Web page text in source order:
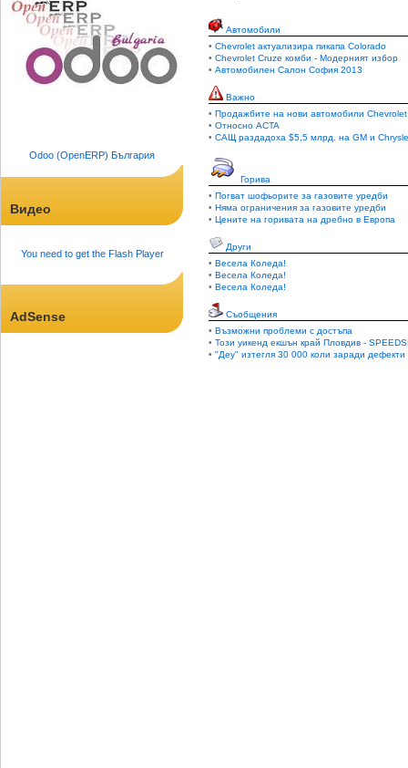
Odoo (OpenERP) България
Видео
You need to get the Flash Player
AdSense
Автомобили
• Chevrolet актуализира пикапа Colorado
• Chevrolet Cruze комби - Модерният избор
• Автомобилен Салон София 2013
Важно
• Продажбите на нови автомобили Chevrolet
• Относно ACTA
• САЩ раздадоха $5,5 млрд. на GM и
Горива
• Погват шофьорите за газовите уредби
• Няма ограничения за газовите уредби
• Цените на горивата на дребно в Европа
Други
• Весела Коледа!
• Весела Коледа!
• Весела Коледа!
Съобщения
• Възможни проблеми с достъпа
• Този уикенд екшън край Пловдив -
• "Деу" изтегля 30 000 коли заради дефекти